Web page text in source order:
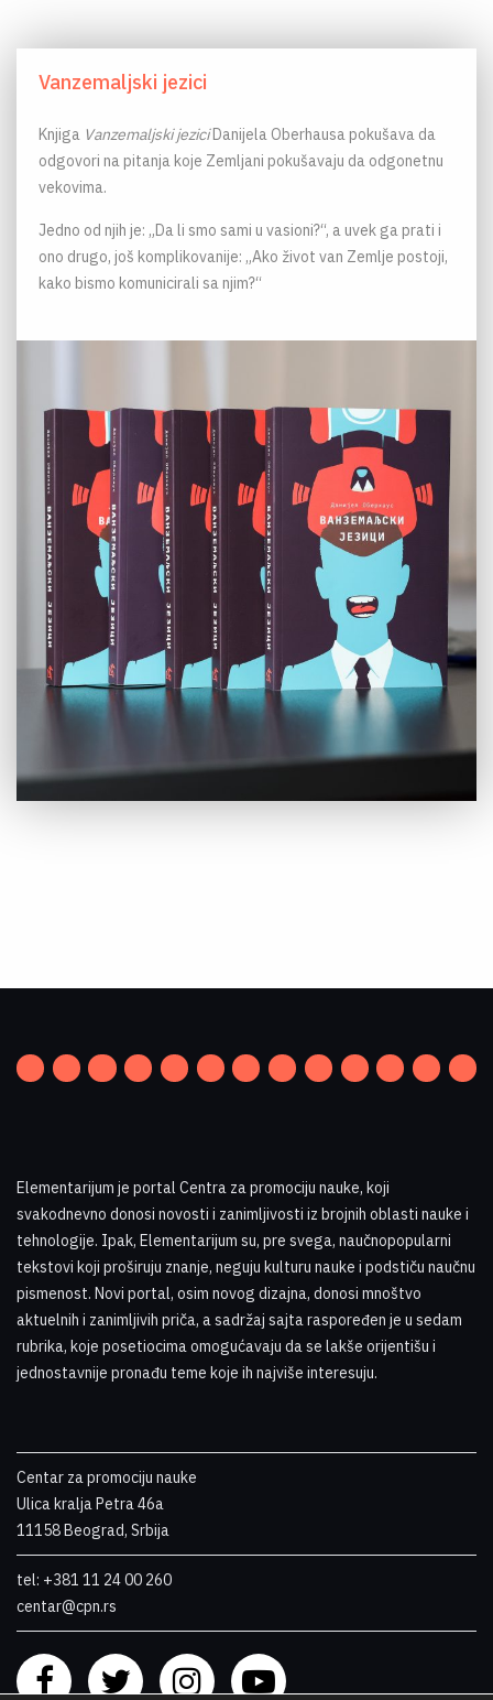
Vanzemaljski jezici
Knjiga Vanzemaljski jeziciDanijela Oberhausa pokušava da
odgovori na pitanja koje Zemljani pokušavaju da odgonetnu
vekovima.
Jedno od njih je: „Da li smo sami u vasioni?“, a uvek ga prati i
ono drugo, još komplikovanije: „Ako život van Zemlje postoji,
kako bismo komunicirali sa njim?“
Elementarijum je portal Centra za promociju nauke, koji
svakodnevno donosi novosti i zanimljivosti iz brojnih oblasti nauke i
tehnologije. Ipak, Elementarijum su, pre svega, naučnopopularni
tekstovi koji proširuju znanje, neguju kulturu nauke i podstiču naučnu
pismenost. Novi portal, osim novog dizajna, donosi mnoštvo
aktuelnih i zanimljivih priča, a sadržaj sajta raspoređen je u sedam
rubrika, koje posetiocima omogućavaju da se lakše orijentišu i
jednostavnije pronađu teme koje ih najviše interesuju.
Centar za promociju nauke
Ulica kralja Petra 46a
11158 Beograd, Srbija
tel: +381 11 24 00 260
centar@cpn.rs